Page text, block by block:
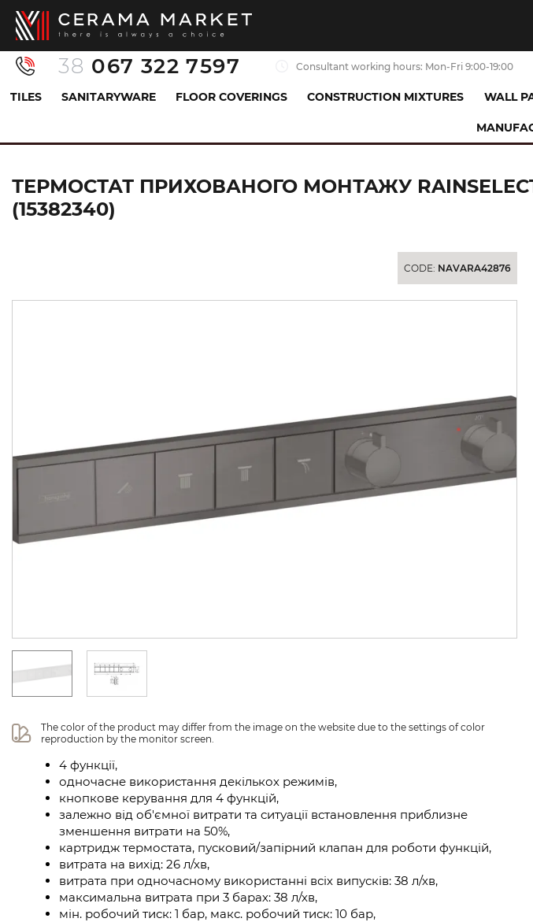
38 067 322 7597 Consultant working hours: Mon-Fri 9:00-19:00
TILES SANITARYWARE FLOOR COVERINGS CONSTRUCTION MIXTURES WALL
Термостат прихованого монтажу
ТЕРМОСТАТ ПРИХОВАНОГО МОНТАЖУ RAINSELECT
(15382340)
CODE: NAVARA42876
The color of the product may differ from the image on the website due to the settings of color
reproduction by the monitor screen.
4 функції,
одночасне використання декількох режимів,
кнопкове керування для 4 функцій,
залежно від об'ємної витрати та ситуації встановлення приблизне
зменшення витрати на 50%,
картридж термостата, пусковий/запірний клапан для роботи функцій,
витрата на вихід: 26 л/хв,
витрата при одночасному використанні всіх випусків: 38 л/хв,
максимальна витрата при 3 барах: 38 л/хв,
мін. робочий тиск: 1 бар, макс. робочий тиск: 10 бар,